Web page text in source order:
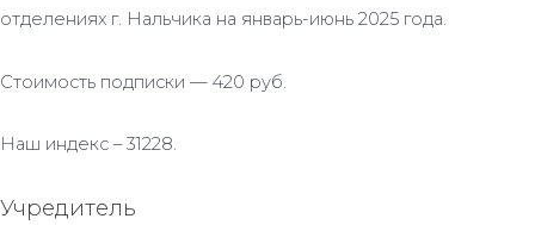
отделениях г. Нальчика на январь-июнь 2025 года.
Стоимость подписки — 420 руб.
Наш индекс – 31228.
Учредитель